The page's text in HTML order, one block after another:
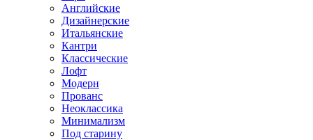
Английские
Дизайнерские
Итальянские
Кантри
Классические
Лофт
Модерн
Прованс
Неоклассика
Минимализм
Под старину